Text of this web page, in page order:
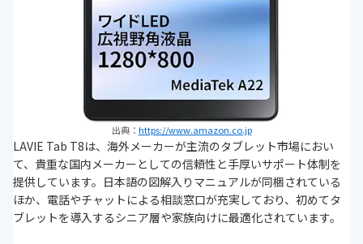
出典： https://www.amazon.co.jp
LAVIE Tab T8は、海外メーカーが主流のタブレット市場におい
て、貴重な国内メーカーとしての信頼性と手厚いサポート体制を
提供しています。日本語の図解入りマニュアルが同梱されている
ほか、電話やチャットによる相談窓口が充実しており、初めてタ
ブレットを導入するシニア層や家族向けに最適化されています。